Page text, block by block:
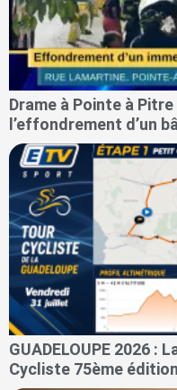
Drame à Pointe à
l’effondrement d’un
GUADELOUPE 2026 :
Cycliste 75ème édition